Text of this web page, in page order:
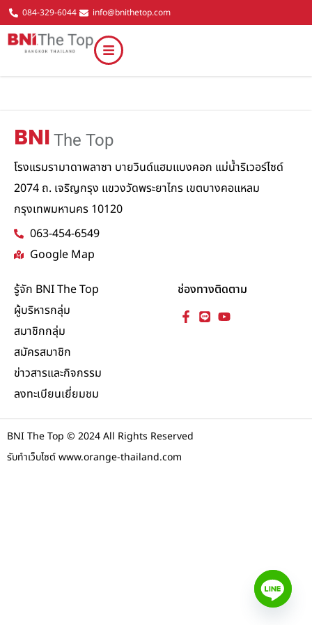
084-329-6044 info@bnithetop.com
BNI The Top
โรงแรมรามาดาพลาซา บายวินด์แฮมแบงคอก แม่น้ำริเวอร์ไซด์
2074 ถ. เจริญกรุง แขวงวัดพระยาไกร เขตบางคอแหลม
กรุงเทพมหานคร 10120
063-454-6549
Google Map
รู้จัก BNI The Top
ผู้บริหารกลุ่ม
สมาชิกกลุ่ม
สมัครสมาชิก
ข่าวสารและกิจกรรม
ลงทะเบียนเยี่ยมชม
ช่องทางติดตาม
BNI The Top © 2024 All Rights Reserved
รับทำเว็บไซต์ www.orange-thailand.com